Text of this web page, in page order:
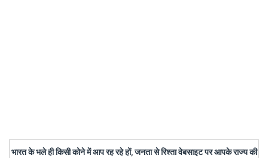
भारत के भले ही किसी कोने में आप रह रहे हों, जनता से रिश्ता वेबसाइट पर आपके राज्य की